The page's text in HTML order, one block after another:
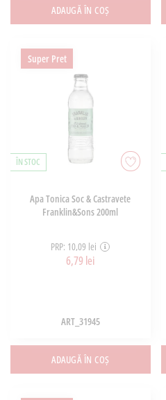
ADAUGĂ ÎN COȘ
Super Pret
ÎN STOC
Apa Tonica Soc & Castravete
Franklin&Sons 200ml
PRP: 10,09 lei
6,79 lei
ART_31945
ADAUGĂ ÎN COȘ